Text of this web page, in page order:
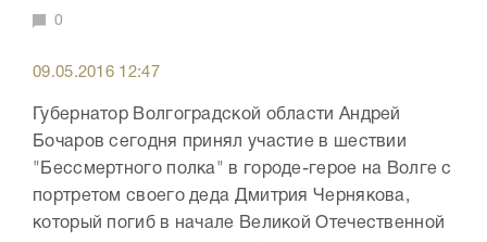
0
09.05.2016 12:47
Губернатор Волгоградской области Андрей
Бочаров сегодня принял участие в шествии
"Бессмертного полка" в городе-герое на Волге с
портретом своего деда Дмитрия Чернякова,
который погиб в начале Великой Отечественной